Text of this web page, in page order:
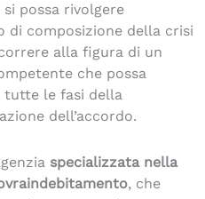
possa rivolgere
di composizione della crisi
alla figura di un
che possa
tutte le fasi della
dell’accordo.
specializzata nella
, che